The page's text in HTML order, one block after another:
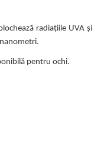
radiațiile UVA și
pentru ochi.